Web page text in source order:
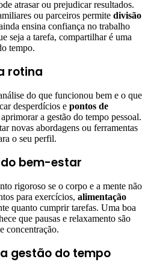
atrasar ou prejudicar resultados.
ou parceiros permite divisão
ensina confiança no trabalho
seja a tarefa, compartilhar é uma
tempo.
rotina
do que funcionou bem e o que
desperdícios e pontos de
a gestão do tempo pessoal.
novas abordagens ou ferramentas
o seu perfil.
bem-estar
rigoroso se o corpo e a mente não
para exercícios, alimentação
quanto cumprir tarefas. Uma boa
que pausas e relaxamento são
concentração.
gestão do tempo